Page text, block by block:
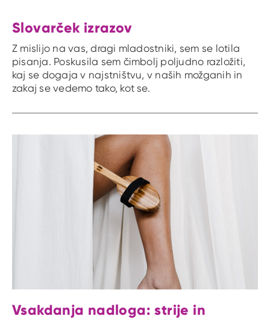
Slovarček izrazov
Z mislijo na vas, dragi mladostniki, sem se lotila
pisanja. Poskusila sem čimbolj poljudno razložiti,
kaj se dogaja v najstništvu, v naših možganih in
zakaj se vedemo tako, kot se.
Vsakdanja nadloga: strije in